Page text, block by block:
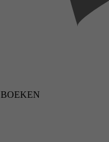
BOEKEN